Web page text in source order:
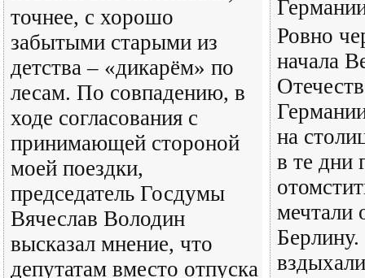
точнее, с хорошо
забытыми старыми из
детства – «дикарём» по
лесам. По совпадению, в
ходе согласования с
принимающей стороной
моей поездки,
председатель Госдумы
Вячеслав Володин
высказал мнение, что
депутатам вместо отпуска
Ровно
начала
на
в те дни
мечтали